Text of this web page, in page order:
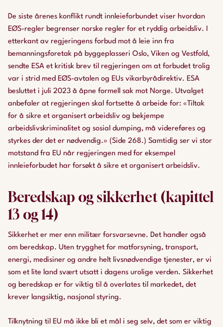
De siste årenes konflikt rundt innleieforbundet viser hvordan
EØS-regler begrenser norske regler for et ryddig arbeidsliv. I
etterkant av regjeringens forbud mot å leie inn fra
bemanningsforetak på byggeplasseri Oslo, Viken og Vestfold,
sendte ESA et kritisk brev til regjeringen om at forbudet trolig
var i strid med EØS-avtalen og EUs vikarbyrådirektiv. ESA
besluttet i juli 2023 å åpne formell sak mot Norge. Utvalget
anbefaler at regjeringen skal fortsette å arbeide for: «Tiltak
for å sikre et organisert arbeidsliv og bekjempe
arbeidslivskriminalitet og sosial dumping, må videreføres og
styrkes der det er nødvendig.» (Side 268.) Samtidig ser vi stor
motstand fra EU når regjeringen med for eksempel
innleieforbudet har forsøkt å sikre et organisert arbeidsliv.
Beredskap og sikkerhet (kapittel
13 og 14)
Sikkerhet er mer enn militær forsvarsevne. Det handler også
om beredskap. Uten trygghet for matforsyning, transport,
energi, medisiner og andre helt livsnødvendige tjenester, er vi
som et lite land svært utsatt i dagens urolige verden. Sikkerhet
og beredskap er for viktig til å overlates til markedet, det
krever langsiktig, nasjonal styring.
Tilknytning til EU må ikke bli et mål i seg selv, det som er viktig